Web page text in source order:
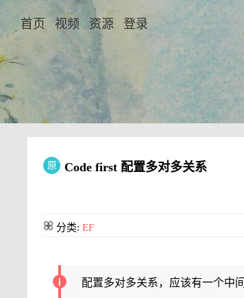
首页 视频 资源 登录
原 Code first 配置多对多关系
分类: EF
配置多对多关系，应该有一个中